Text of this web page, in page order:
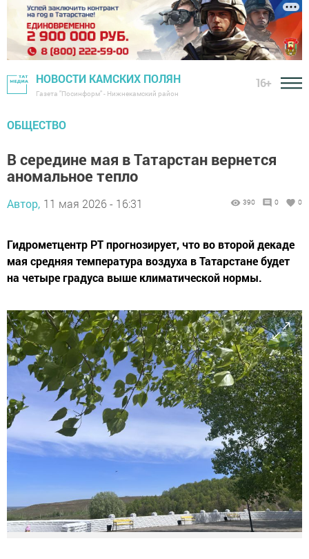
НОВОСТИ КАМСКИХ ПОЛЯН
Газета "Посинформ" - Нижнекамский район
16+
ОБЩЕСТВО
В середине мая в Татарстан вернется
аномальное тепло
Автор, 11 мая 2026 - 16:31 390 0 0
Гидрометцентр РТ прогнозирует, что во второй декаде
мая средняя температура воздуха в Татарстане будет
на четыре градуса выше климатической нормы.